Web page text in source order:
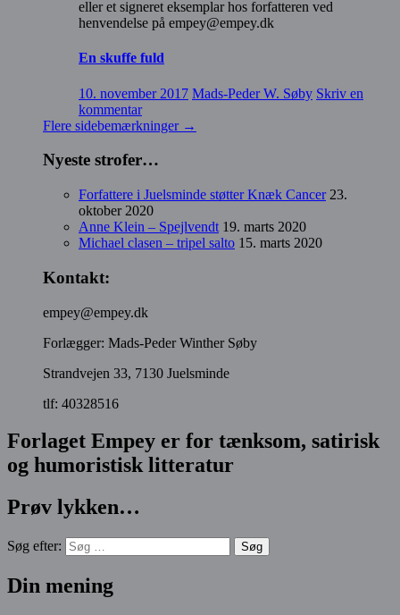
eller et signeret eksemplar hos forfatteren ved
henvendelse på empey@empey.dk
En skuffe fuld
10. november 2017 Mads-Peder W. Søby Skriv en
kommentar
Flere sidebemærkninger →
Nyeste strofer…
Forfattere i Juelsminde støtter Knæk Cancer 23.
oktober 2020
Anne Klein – Spejlvendt 19. marts 2020
Michael clasen – tripel salto 15. marts 2020
Kontakt:
empey@empey.dk
Forlægger: Mads-Peder Winther Søby
Strandvejen 33, 7130 Juelsminde
tlf: 40328516
Forlaget Empey er for tænksom, satirisk
og humoristisk litteratur
Prøv lykken…
Søg efter:
Din mening